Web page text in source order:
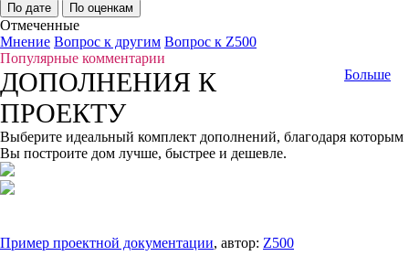
По дате По оценкам
Отмеченные
Мнение Вопрос к другим Вопрос к Z500
Популярные комментарии
Больше
ДОПОЛНЕНИЯ К
ПРОЕКТУ
Выберите идеальный комплект дополнений, благодаря которым
Вы построите дом лучше, быстрее и дешевле.
Пример проектной документации, автор: Z500